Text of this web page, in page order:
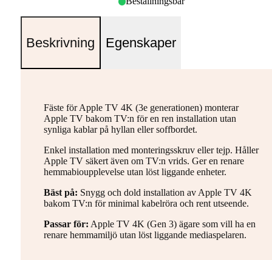
Beskrivning Egenskaper
Fäste för Apple TV 4K (3e generationen) monterar
Apple TV bakom TV:n för en ren installation utan
synliga kablar på hyllan eller soffbordet.
Enkel installation med monteringsskruv eller tejp. Håller
Apple TV säkert även om TV:n vrids. Ger en renare
hemmabioupplevelse utan löst liggande enheter.
Bäst på: Snygg och dold installation av Apple TV 4K
bakom TV:n för minimal kabelröra och rent utseende.
Passar för: Apple TV 4K (Gen 3) ägare som vill ha en
renare hemmamiljö utan löst liggande mediaspelaren.